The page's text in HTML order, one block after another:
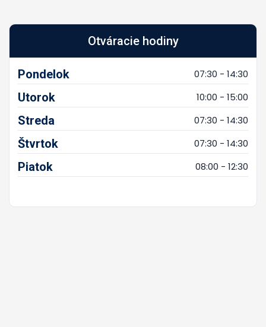
Otváracie hodiny
Pondelok 07:30 - 14:30
Utorok 10:00 - 15:00
Streda 07:30 - 14:30
Štvrtok 07:30 - 14:30
Piatok 08:00 - 12:30